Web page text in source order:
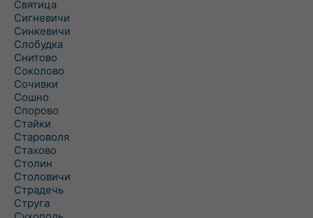
Святица
Сигневичи
Синкевичи
Слобудка
Снитово
Соколово
Сочивки
Сошно
Спорово
Стайки
Староволя
Стахово
Столин
Столовичи
Страдечь
Струга